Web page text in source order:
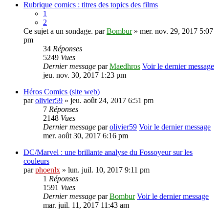
Rubrique comics : titres des topics des films
1
2
Ce sujet a un sondage. parBombur» mer. nov. 29, 2017 5:07
pm
34 Réponses
5249 Vues
Dernier message parMaedhros Voir le dernier message
jeu. nov. 30, 2017 1:23 pm
Héros Comics (site web)
parolivier59 » jeu. août 24, 2017 6:51 pm
7 Réponses
2148 Vues
Dernier message parolivier59 Voir le dernier message
mer. août 30, 2017 6:16 pm
DC/Marvel : une brillante analyse du Fossoyeur sur les
couleurs
parphoenlx » lun. juil. 10, 2017 9:11 pm
1 Réponses
1591 Vues
Dernier message parBombur Voir le dernier message
mar. juil. 11, 2017 11:43 am